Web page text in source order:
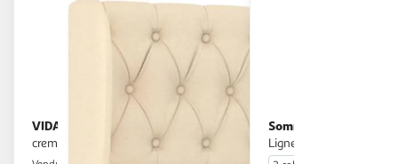
VIDAXL
creme 147x23x118/128 cm tissu
Sommeil de Plomb
Lignes Tissu -